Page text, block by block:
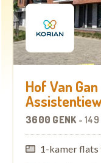
Hof Van Gan
3600 GENK - 149
1-kamer flats